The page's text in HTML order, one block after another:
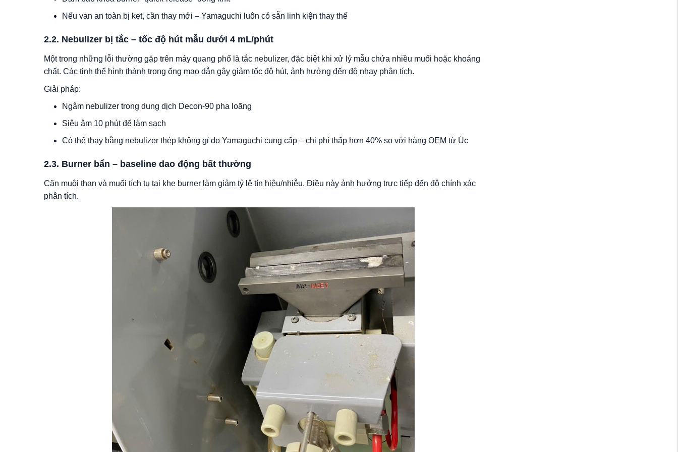
Nếu van an toàn bị kẹt, cần thay mới – Yamaguchi luôn có sẵn linh kiện thay thế
2.2. Nebulizer bị tắc – tốc độ hút mẫu dưới 4 mL/phút
Một trong những lỗi thường gặp trên máy quang phổ là tắc nebulizer, đặc biệt khi xử lý mẫu chứa nhiều muối hoặc khoáng
chất. Các tinh thể hình thành trong ống mao dẫn gây giảm tốc độ hút, ảnh hưởng đến độ nhạy phân tích.
Giải pháp:
Ngâm nebulizer trong dung dịch Decon-90 pha loãng
Siêu âm 10 phút để làm sạch
Có thể thay bằng nebulizer thép không gỉ do Yamaguchi cung cấp – chi phí thấp hơn 40% so với hàng OEM từ Úc
2.3. Burner bẩn – baseline dao động bất thường
Cặn muội than và muối tích tụ tại khe burner làm giảm tỷ lệ tín hiệu/nhiễu. Điều này ảnh hưởng trực tiếp đến độ chính xác
phân tích.